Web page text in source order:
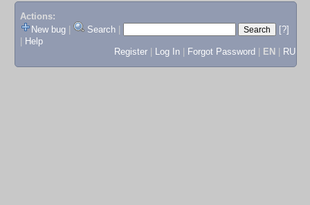
Actions:
New bug
Search
[?]
Help
Register
Log In Forgot Password EN RU